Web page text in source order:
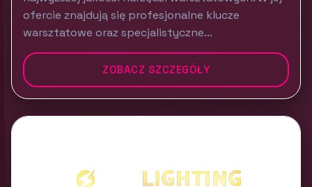
ofercie znajdują się profesjonalne klucze
warsztatowe oraz specjalistyczne...
ZOBACZ SZCZEGÓŁY